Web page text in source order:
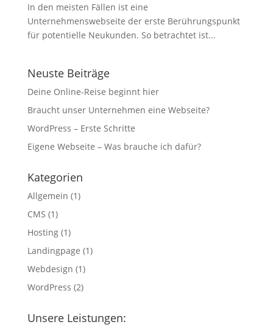
In den meisten Fällen ist eine
Unternehmenswebseite der erste Berührungspunkt
für potentielle Neukunden. So betrachtet ist...
Neuste Beiträge
Deine Online-Reise beginnt hier
Braucht unser Unternehmen eine Webseite?
WordPress – Erste Schritte
Eigene Webseite – Was brauche ich dafür?
Kategorien
Allgemein (1)
CMS (1)
Hosting(1)
Landingpage (1)
Webdesign (1)
WordPress (2)
Unsere Leistungen: